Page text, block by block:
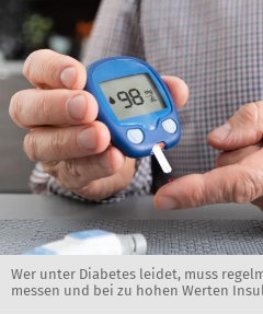
Wer unter Diabetes leidet, muss
messen und bei zu hohen Werten